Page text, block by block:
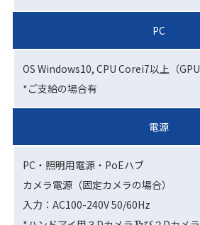
PC
OS Windows10, CPU Corei7以上（GPU
*ご支給の場合有
電源
PC・照明用電源・PoEハブ
カメラ電源（固定カメラの場合）
入力：AC100-240V 50/60Hz